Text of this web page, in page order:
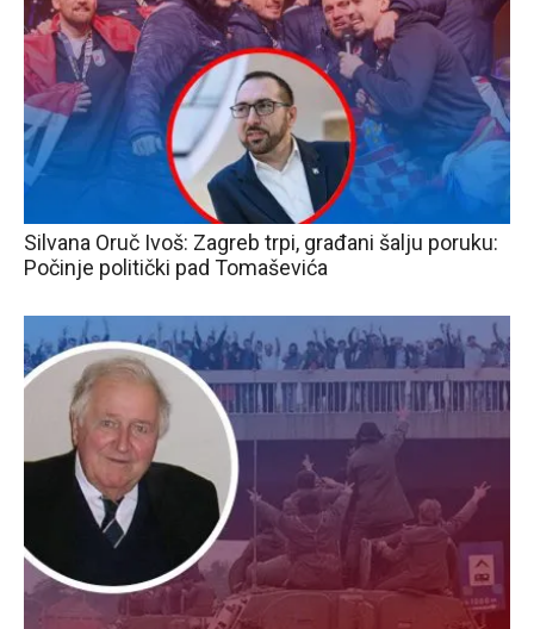
Silvana Oruč Ivoš: Zagreb trpi, građani šalju poruku:
Počinje politički pad Tomaševića